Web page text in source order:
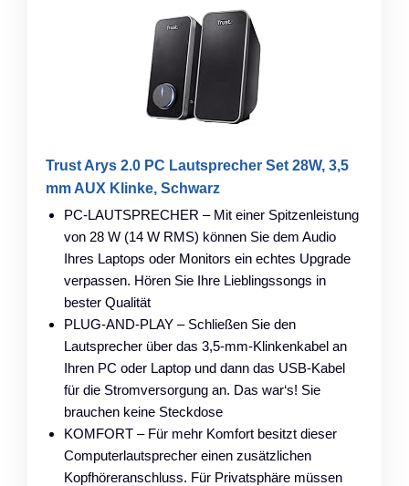
Trust Arys 2.0 PC Lautsprecher Set 28W, 3,5
mm AUX Klinke, Schwarz
PC-LAUTSPRECHER – Mit einer Spitzenleistung
von 28 W (14 W RMS) können Sie dem Audio
Ihres Laptops oder Monitors ein echtes Upgrade
verpassen. Hören Sie Ihre Lieblingssongs in
bester Qualität
PLUG-AND-PLAY – Schließen Sie den
Lautsprecher über das 3,5-mm-Klinkenkabel an
Ihren PC oder Laptop und dann das USB-Kabel
für die Stromversorgung an. Das war‘s! Sie
brauchen keine Steckdose
KOMFORT – Für mehr Komfort besitzt dieser
Computerlautsprecher einen zusätzlichen
Kopfhöreranschluss. Für Privatsphäre müssen